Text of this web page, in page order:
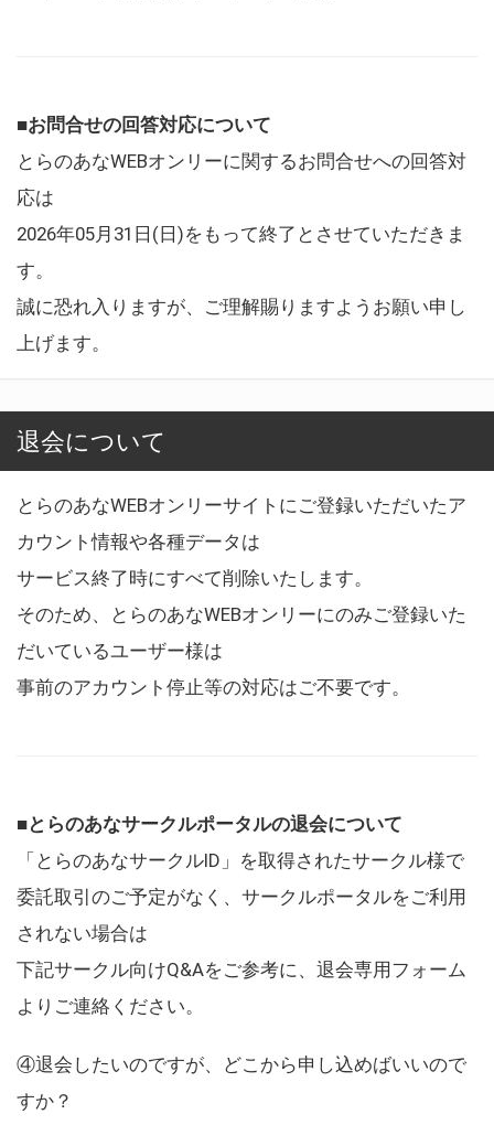
■お問合せの回答対応について
とらのあなWEBオンリーに関するお問合せへの回答対
応は
2026年05月31日(日)をもって終了とさせていただきま
す。
誠に恐れ入りますが、ご理解賜りますようお願い申し
上げます。
退会について
とらのあなWEBオンリーサイトにご登録いただいたア
カウント情報や各種データは
サービス終了時にすべて削除いたします。
そのため、とらのあなWEBオンリーにのみご登録いた
だいているユーザー様は
事前のアカウント停止等の対応はご不要です。
■とらのあなサークルポータルの退会について
「とらのあなサークルID」を取得されたサークル様で
委託取引のご予定がなく、サークルポータルをご利用
されない場合は
下記サークル向けQ&Aをご参考に、退会専用フォーム
よりご連絡ください。
④退会したいのですが、どこから申し込めばいいので
すか？